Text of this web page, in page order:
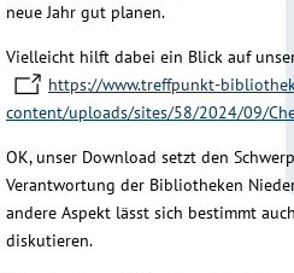
neue Jahr gut planen.
Vielleicht hilft dabei ein Blick auf
https://www.treffpunkt-
content/uploads/sites/58/2024/09/
OK, unser Download setzt den
Verantwortung der Bibliotheken
andere Aspekt lässt sich bestimmt
diskutieren.